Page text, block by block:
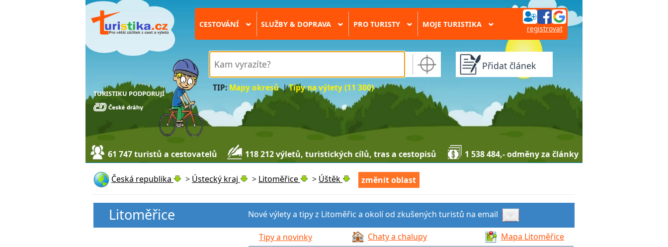
TURISTIKU PODPORUJÍ
CESTOVÁNÍ › SLUŽBY & DOPRAVA › PRO TURISTY › MOJE TURISTIKA › registrovat
TIP: Mapy okresů|Tipy na výlety (11 300)
Přidat článek
61 747 turistů a cestovatelů 118 212 výletů, turistických cílů, tras a cestopisů 1 538 484,- odměny za články
Česká republika > Ústecký kraj > Litoměřice > Úštěk změnit oblast
Litoměřice Nové výlety a tipy z Litoměřic a okolí od zkušených turistů na email
Tipy a novinky Chaty a chalupy Mapa Litoměřice